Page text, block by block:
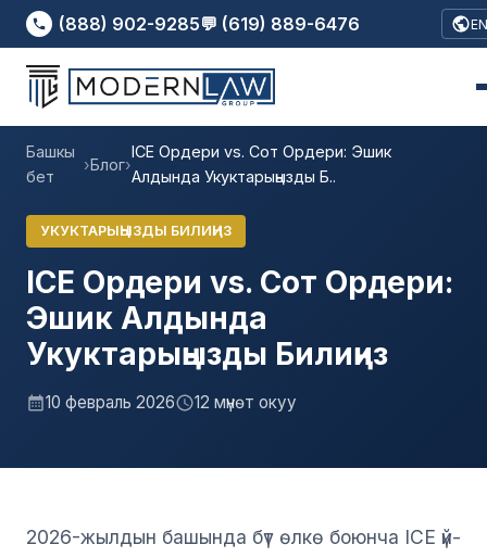
(888) 902-9285💬 (619) 889-6476 EN
Башкы
бет
›Блог›
ICE Ордери vs. Сот Ордери: Эшик
Алдында Укуктарыңызды Б..
УКУКТАРЫҢЫЗДЫ БИЛИҢИЗ
ICE Ордери vs. Сот Ордери:
Эшик Алдында
Укуктарыңызды Билиңиз
10 февраль 2026 12 мүнөт окуу
2026-жылдын башында бүт өлкө боюнча ICE үй-